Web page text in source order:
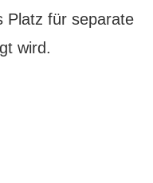
Platz für separate
wird.